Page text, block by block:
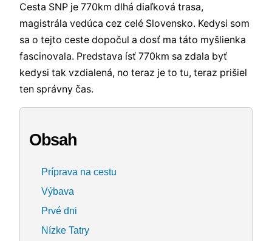
Cesta SNP je 770km dlhá diaľková trasa,
magistrála vedúca cez celé Slovensko. Kedysi som
sa o tejto ceste dopočul a dosť ma táto myšlienka
fascinovala. Predstava ísť 770km sa zdala byť
kedysi tak vzdialená, no teraz je to tu, teraz prišiel
ten správny čas.
Obsah
Príprava na cestu
Výbava
Prvé dni
Nízke Tatry